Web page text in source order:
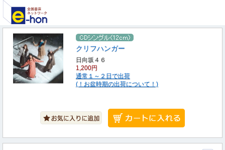
クリフハンガー
日向坂４６
1,200円
通常１～２日で出荷
(！お盆時期の出荷について！)